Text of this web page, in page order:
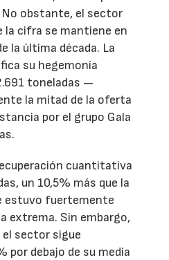
obstante, el sector
la cifra se mantiene en
la última década. La
su hegemonía
toneladas —
la mitad de la oferta
por el grupo Gala
cuantitativa
un 10,5% más que la
estuvo fuertemente
extrema. Sin embargo,
el sector sigue
por debajo de su media